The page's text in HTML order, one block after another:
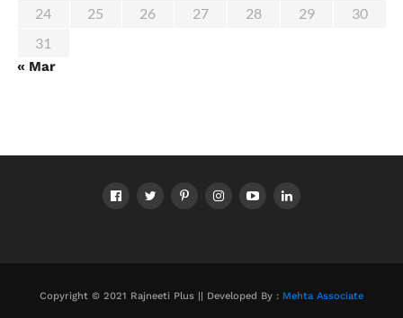
24
25 26 27 28 29
30
31
« Mar
Copyright © 2021 Rajneeti Plus || Developed By : Mehta Associate